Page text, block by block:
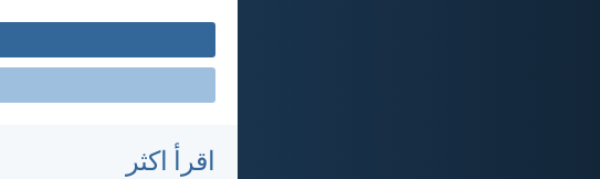
اقرأ اكثر